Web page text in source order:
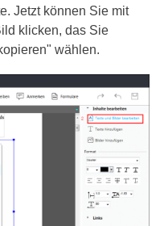
Jetzt können Sie mit
klicken, das Sie
wählen.